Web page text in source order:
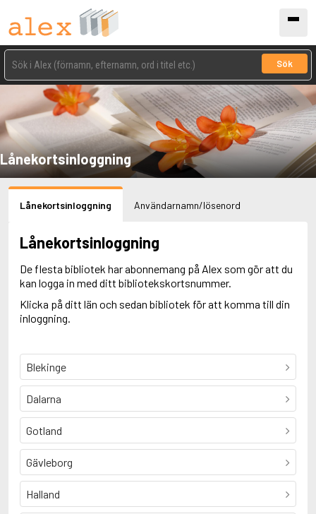
Sök
Lånekortsinloggning
Lånekortsinloggning Användarnamn/lösenord
Lånekortsinloggning
De flesta bibliotek har abonnemang på Alex som gör att du
kan logga in med ditt bibliotekskortsnummer.
Klicka på ditt län och sedan bibliotek för att komma till din
inloggning.
Blekinge
Dalarna
Gotland
Gävleborg
Halland